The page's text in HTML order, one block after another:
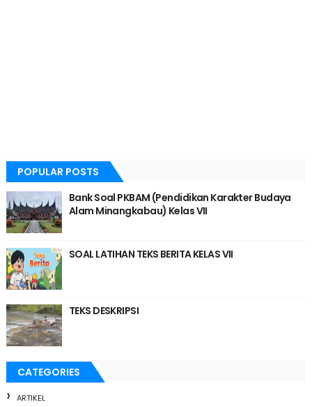
POPULAR POSTS
Bank Soal PKBAM (Pendidikan Karakter Budaya
Alam Minangkabau) Kelas VII
SOAL LATIHAN TEKS BERITA KELAS VII
TEKS DESKRIPSI
CATEGORIES
ARTIKEL